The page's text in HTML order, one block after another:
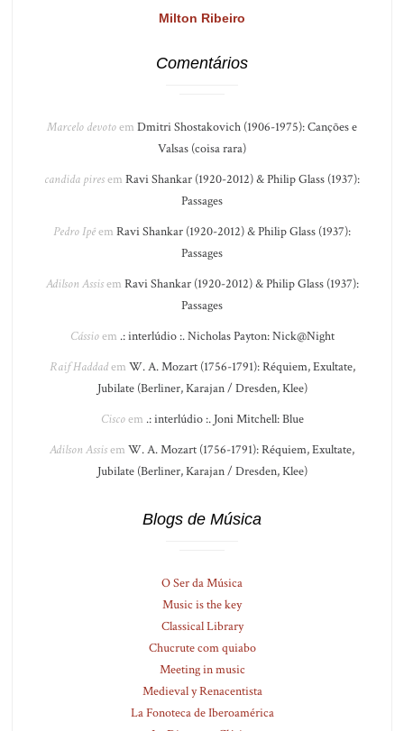
Milton Ribeiro
Comentários
Marcelo devotoem Dmitri Shostakovich (1906-1975): Canções e
Valsas (coisa rara)
candida piresem Ravi Shankar (1920-2012) & Philip Glass (1937):
Passages
Pedro Ipêem Ravi Shankar (1920-2012) & Philip Glass (1937):
Passages
Adilson Assisem Ravi Shankar (1920-2012) & Philip Glass (1937):
Passages
Cássioem .: interlúdio :. Nicholas Payton: Nick@Night
Raif Haddadem W. A. Mozart (1756-1791): Réquiem, Exultate,
Jubilate (Berliner, Karajan / Dresden, Klee)
Ciscoem .: interlúdio :. Joni Mitchell: Blue
Adilson Assisem W. A. Mozart (1756-1791): Réquiem, Exultate,
Jubilate (Berliner, Karajan / Dresden, Klee)
Blogs de Música
O Ser da Música
Music is the key
Classical Library
Chucrute com quiabo
Meeting in music
Medieval y Renacentista
La Fonoteca de Iberoamérica